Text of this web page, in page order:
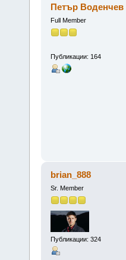
Петър Воденчев
Full Member
Публикации: 164
brian_888
Sr. Member
Публикации: 324